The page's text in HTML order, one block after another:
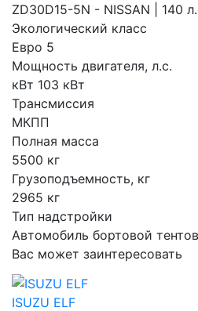
ZD30D15-5N - NISSAN | 140
Экологический класс
Евро 5
Мощность двигателя, л.с.
кВт 103 кВт
Трансмиссия
МКПП
Полная масса
5500 кг
Грузоподъемность, кг
2965 кг
Тип надстройки
Автомобиль бортовой
Вас может заинтересовать
ISUZU ELF